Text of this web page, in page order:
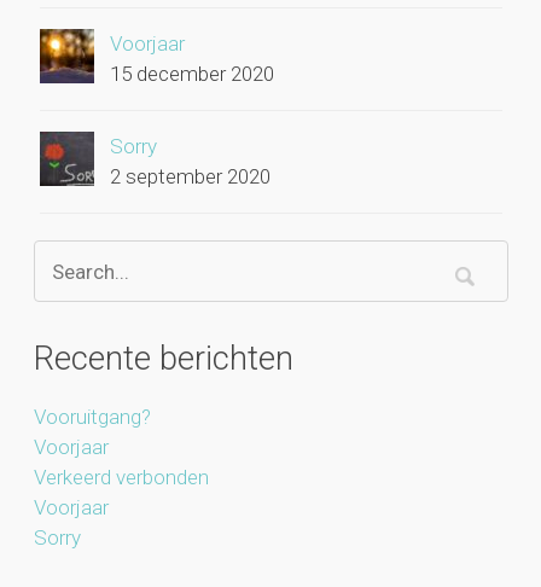
Voorjaar
15 december 2020
Sorry
2 september 2020
Recente berichten
Vooruitgang?
Voorjaar
Verkeerd verbonden
Voorjaar
Sorry